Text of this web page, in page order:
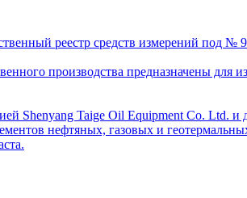
реестр средств измерений под №
производства предназначены для
Shenyang Taige Oil Equipment Co. Ltd.
нефтяных, газовых и